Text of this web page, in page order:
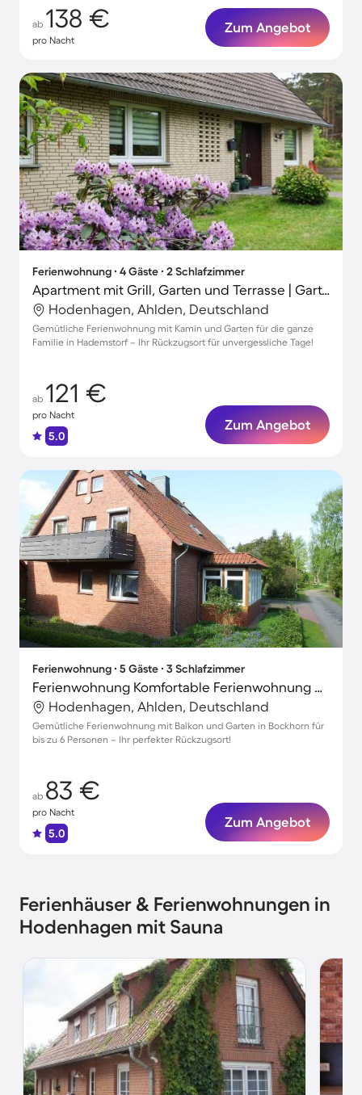
ab 138 €
pro Nacht
Zum Angebot
Ferienwohnung ∙ 4 Gäste ∙ 2 Schlafzimmer
Apartment mit Grill, Garten und Terrasse | Gartenblick
Hodenhagen, Ahlden, Deutschland
Gemütliche Ferienwohnung mit Kamin und Garten für die ganze
Familie in Hademstorf – Ihr Rückzugsort für unvergessliche Tage!
ab 121 €
pro Nacht
5.0
Zum Angebot
Ferienwohnung ∙ 5 Gäste ∙ 3 Schlafzimmer
Ferienwohnung Komfortable Ferienwohnung mit großem Balkon
Hodenhagen, Ahlden, Deutschland
Gemütliche Ferienwohnung mit Balkon und Garten in Bockhorn für
bis zu 6 Personen – Ihr perfekter Rückzugsort!
ab 83 €
pro Nacht
5.0
Zum Angebot
Ferienhäuser & Ferienwohnungen in
Hodenhagen mit Sauna